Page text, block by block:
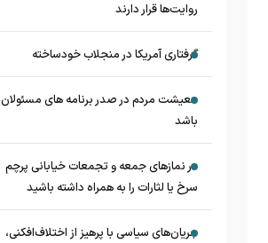
روایت‌ها قرار دارند
گرفتاری آمریکا در منجلاب خودساخته
معیشت مردم در صدر برنامه های مسئولان
باشد
در نماز‌های جمعه و تجمعات خیابانی پرچم
سرخ یا لثارات را به همراه داشته باشید
جریان‌های سیاسی با پرهیز از اختلاف‌افکنی،